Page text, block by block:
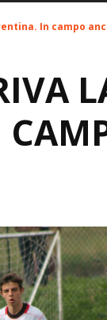
In campo